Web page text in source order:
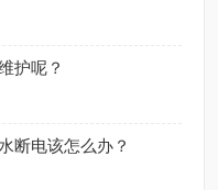
护呢？
断电该怎么办？